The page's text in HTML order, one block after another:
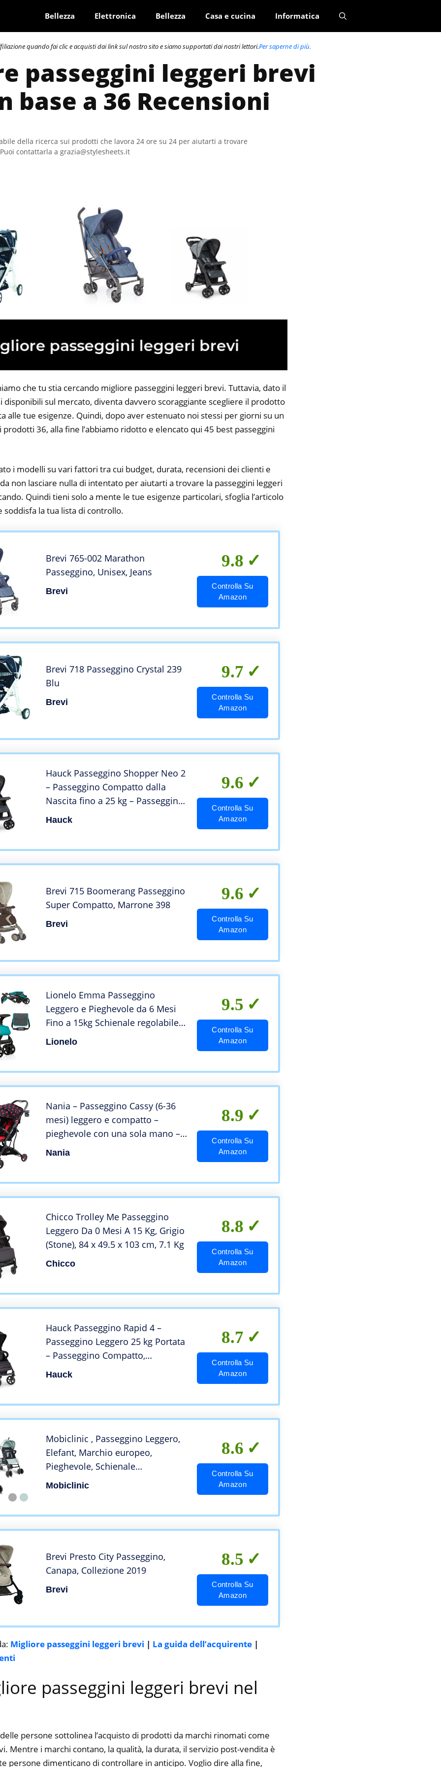
Bellezza Elettronica Bellezza Casa e cucina Informatica
quando fai clic e acquisti dai link sul nostro sito e siamo supportati dai nostri lettori.Per saperne di più.
passeggini leggeri brevi
base a 36 Recensioni
della ricerca sui prodotti che lavora 24 ore su 24 per aiutarti a trovare
contattarla a grazia@stylesheets.it
che tu stia cercando migliore passeggini leggeri brevi. Tuttavia, dato il
disponibili sul mercato, diventa davvero scoraggiante scegliere il prodotto
alle tue esigenze. Quindi, dopo aver estenuato noi stessi per giorni su un
36, alla fine l’abbiamo ridotto e elencato qui 45 best passeggini
i modelli su vari fattori tra cui budget, durata, recensioni dei clienti e
non lasciare nulla di intentato per aiutarti a trovare la passeggini leggeri
Quindi tieni solo a mente le tue esigenze particolari, sfoglia l’articolo
soddisfa la tua lista di controllo.
Brevi 765-002 Marathon
Passeggino, Unisex, Jeans
Brevi
9.8
Controlla Su
Amazon
Brevi 718 Passeggino Crystal 239
Blu
Brevi
9.7
Controlla Su
Amazon
Hauck Passeggino Shopper Neo 2
– Passeggino Compatto dalla
Nascita fino a 25 kg – Passeggino
Pieghevole con 2 Portabibite,
Hauck
9.6
Controlla Su
Amazon
Brevi 715 Boomerang Passeggino
Super Compatto, Marrone 398
Brevi
9.6
Controlla Su
Amazon
Lionelo Emma Passeggino
Leggero e Pieghevole da 6 Mesi
Fino a 15kg Schienale regolabile
alla posizione sdraiata, Cinture a
Lionelo
9.5
Controlla Su
Amazon
Nania – Passeggino Cassy (6-36
mesi) leggero e compatto –
pieghevole con una sola mano –
posizione sdraiata – borsa per il
Nania
8.9
Controlla Su
Amazon
Chicco Trolley Me Passeggino
Leggero Da 0 Mesi A 15 Kg, Grigio
(Stone), ‎84 x 49.5 x 103 cm, 7.1 Kg
Chicco
8.8
Controlla Su
Amazon
Hauck Passeggino Rapid 4 –
Passeggino Leggero 25 kg Portata
– Passeggino Compatto,
Pieghevole e Regolabile –
Hauck
8.7
Controlla Su
Amazon
Mobiclinic , Passeggino Leggero,
Elefant, Marchio europeo,
Pieghevole, Schienale
reclinabile,15 kg, Doppio sistema
Mobiclinic
8.6
Controlla Su
Amazon
Brevi Presto City Passeggino,
Canapa, Collezione 2019
Brevi
8.5
Controlla Su
Amazon
Migliore passeggini leggeri brevi | La guida dell’acquirente |
passeggini leggeri brevi nel
persone sottolinea l’acquisto di prodotti da marchi rinomati come
Mentre i marchi contano, la qualità, la durata, il servizio post-vendita è
persone dimenticano di controllare in anticipo. Voglio dire alla fine,